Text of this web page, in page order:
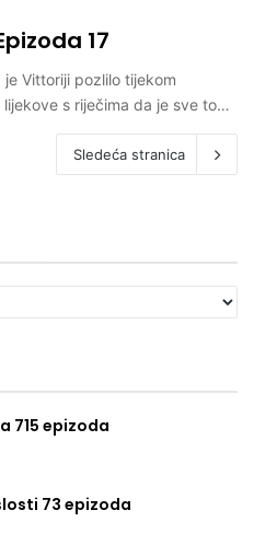
17
Vittoriji pozlilo tijekom
s riječima da je sve to…
Sledeća stranica
715 epizoda
73 epizoda